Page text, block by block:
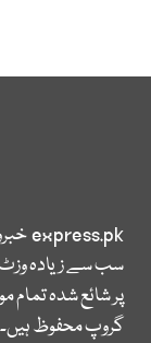
express.pk
سب سے زیادہ
پر شائع شدہ
گروپ محفوظ ہیں۔